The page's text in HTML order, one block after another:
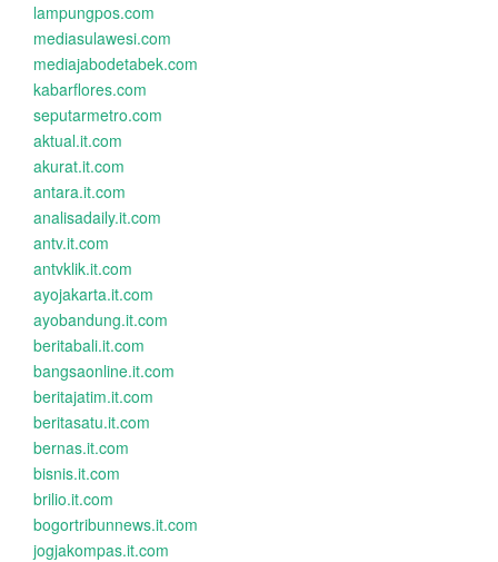
lampungpos.com
mediasulawesi.com
mediajabodetabek.com
kabarflores.com
seputarmetro.com
aktual.it.com
akurat.it.com
antara.it.com
analisadaily.it.com
antv.it.com
antvklik.it.com
ayojakarta.it.com
ayobandung.it.com
beritabali.it.com
bangsaonline.it.com
beritajatim.it.com
beritasatu.it.com
bernas.it.com
bisnis.it.com
brilio.it.com
bogortribunnews.it.com
jogjakompas.it.com